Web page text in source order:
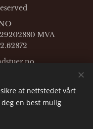
MVA
at nettstedet vårt
en best mulig